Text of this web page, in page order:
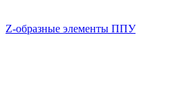
Z-образные элементы ППУ